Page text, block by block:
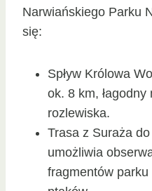
Narwiańskiego Parku
się:
Spływ Królowa
ok. 8 km,
rozlewiska.
Trasa z Suraża
umożliwia
fragmentów